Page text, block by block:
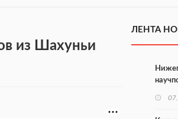
из Шахуньи
ЛЕНТА